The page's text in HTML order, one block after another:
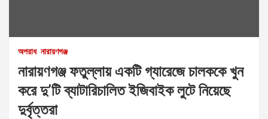
অপরাধ নারায়ণগঞ্জ
নারায়ণগঞ্জ ফতুল্লায় একটি গ্যারেজে চালককে খুন
করে দু’টি ব্যাটারিচালিত ইজিবাইক লুটে নিয়েছে
দুর্বৃত্তরা